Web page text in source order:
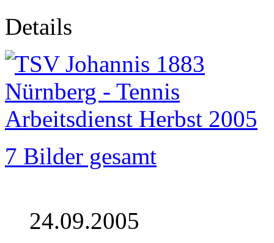
Details
7 Bilder gesamt
24.09.2005